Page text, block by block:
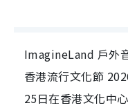
ImagineLand 戶外
香港流行文化節
25日在香港文化中